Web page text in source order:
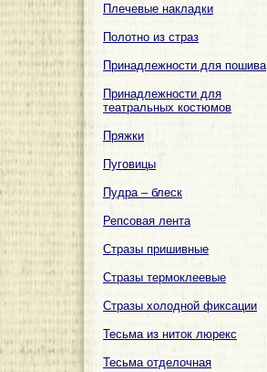
Плечевые накладки
Полотно из страз
Принадлежности для пошива
Принадлежности для
театральных костюмов
Пряжки
Пуговицы
Пудра – блеск
Репсовая лента
Стразы пришивные
Стразы термоклеевые
Стразы холодной фиксации
Тесьма из ниток люрекс
Тесьма отделочная